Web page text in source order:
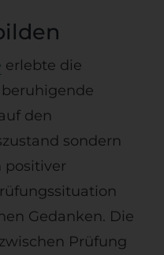
erlebte die
den
sondern
positiver
Gedanken. Die
Prüfung